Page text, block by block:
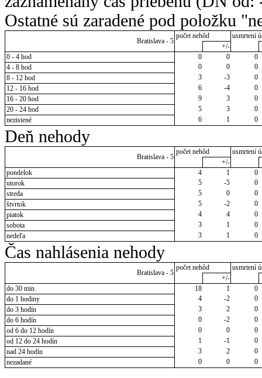
Ostatné sú zaradené pod položku
Bratislava - 5
počet nehôd
usmrtení
+/-
0 - 4 hod
0 0
0
4 - 8 hod
0 0
0
8 - 12 hod
3 -3
0
12 - 16 hod
6 -4
0
16 - 20 hod
9 3
0
20 - 24 hod
5 3
0
nezistené
6 1 0
Deň nehody
Bratislava - 5
počet nehôd
usmrtení
+/-
pondelok
4 1
0
utorok
5 -5
0
streda
5 0
0
štvrtok
5 -2
0
piatok
4 4
0
sobota
3 1
0
nedeľa
3 1 0
Čas nahlásenia nehody
Bratislava - 5
počet nehôd
usmrtení
+/-
do 30 min.
18 1
0
do 1 hodiny
4 -2
0
do 3 hodín
3 2
0
do 6 hodín
0 -2
0
od 6 do 12 hodín
0 0
0
od 12 do 24 hodín
1 -1
0
nad 24 hodín
3 2
0
nezadané
0 0 0